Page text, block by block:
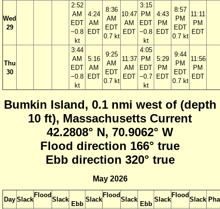
Wed
29
2:52
AM
EDT
−0.8
kt
4:24
AM
EDT
8:36
AM
EDT
0.7 kt
10:47
AM
EDT
3:15
PM
EDT
−0.8
kt
4:43
PM
EDT
8:57
PM
EDT
0.7 kt
11:11
PM
EDT
Thu
30
3:44
AM
EDT
−0.8
kt
5:16
AM
EDT
9:25
AM
EDT
0.7 kt
11:37
AM
EDT
4:05
PM
EDT
−0.7
kt
5:29
PM
EDT
9:44
PM
EDT
0.7 kt
11:56
PM
EDT
Bumkin Island, 0.1 nmi west of (depth
10 ft), Massachusetts Current
42.2808° N, 70.9062° W
Flood direction 166° true
Ebb direction 320° true
May 2026
Day Slack
Flood
Slack
Ebb
Slack
Flood
Slack
Ebb
Slack
Flood
Slack